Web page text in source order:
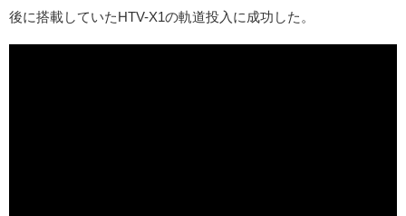
後に搭載していたHTV-X1の軌道投入に成功した。